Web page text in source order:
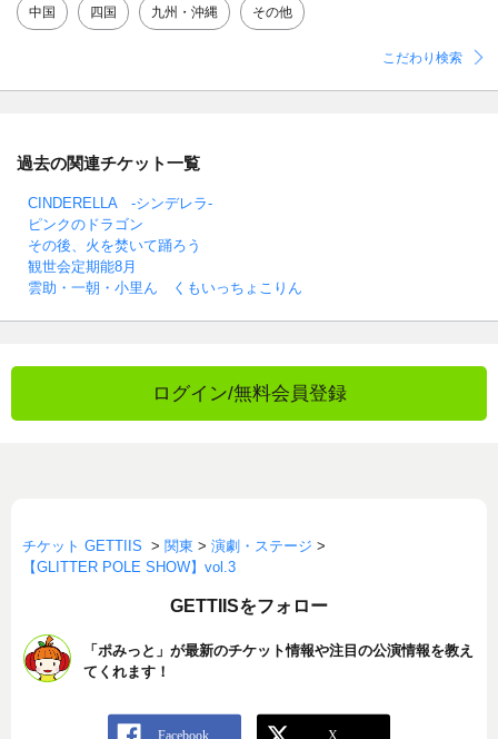
中国 四国 九州・沖縄 その他
こだわり検索
過去の関連チケット一覧
CINDERELLA -シンデレラ-
ピンクのドラゴン
その後、火を焚いて踊ろう
観世会定期能8月
雲助・一朝・小里ん くもいっちょこりん
ログイン/無料会員登録
チケット GETTIIS > 関東 > 演劇・ステージ >
【GLITTER POLE SHOW】vol.3
GETTIISをフォロー
「ポみっと」が最新のチケット情報や注目の公演情報を教え
てくれます！